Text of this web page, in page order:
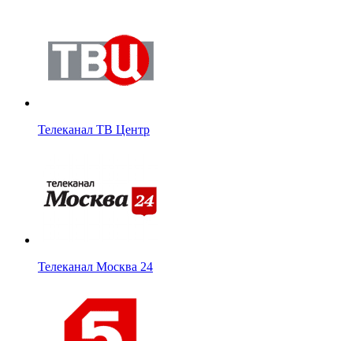
Телеканал ТВ Центр
Телеканал Москва 24